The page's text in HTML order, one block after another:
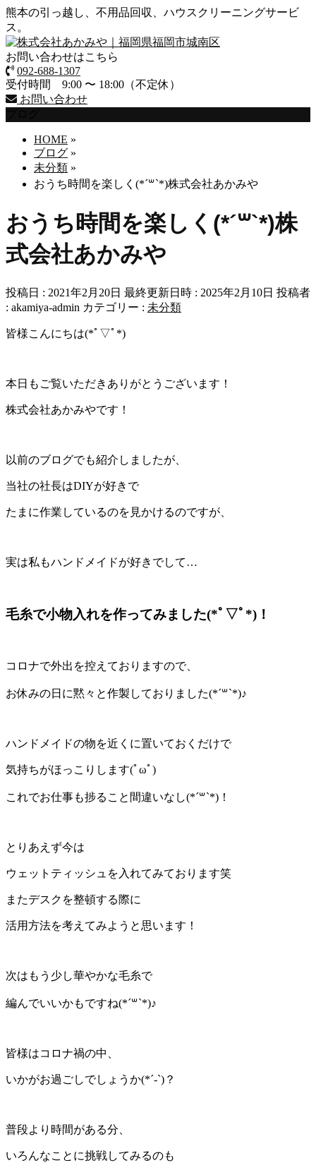
熊本の引っ越し、不用品回収、ハウスクリーニングサービ
ス。
お問い合わせはこちら
092-688-1307
受付時間 9:00 〜 18:00（不定休）
お問い合わせ
HOME »
ブログ »
未分類 »
おうち時間を楽しく(*´꒳`*)株式会社あかみや
おうち時間を楽しく(*´꒳`*)株
式会社あかみや
投稿日 : 2021年2月20日 最終更新日時 : 2025年2月10日 投稿者
: akamiya-admin カテゴリー : 未分類
皆様こんにちは(*ﾟ▽ﾟ*)
本日もご覧いただきありがとうございます！
株式会社あかみやです！
以前のブログでも紹介しましたが、
当社の社長はDIYが好きで
たまに作業しているのを見かけるのですが、
実は私もハンドメイドが好きでして…
毛糸で小物入れを作ってみました(*ﾟ▽ﾟ*)！
コロナで外出を控えておりますので、
お休みの日に黙々と作製しておりました(*´꒳`*)♪
ハンドメイドの物を近くに置いておくだけで
気持ちがほっこりします(ﾟωﾟ)
これでお仕事も捗ること間違いなし(*´꒳`*)！
とりあえず今は
ウェットティッシュを入れてみております笑
またデスクを整頓する際に
活用方法を考えてみようと思います！
次はもう少し華やかな毛糸で
編んでいいかもですね(*´꒳`*)♪
皆様はコロナ禍の中、
いかがお過ごしでしょうか(*´-`)？
普段より時間がある分、
いろんなことに挑戦してみるのも